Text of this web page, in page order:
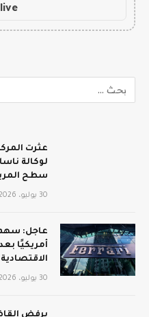
عثرت
لوكالة
سطح
30 يوليو، 2026
الاقتصادية
30 يوليو، 2026
يرفض